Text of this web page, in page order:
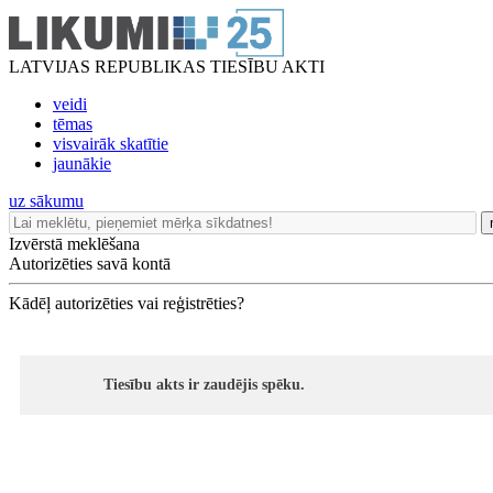
LATVIJAS REPUBLIKAS TIESĪBU AKTI
veidi
tēmas
visvairāk skatītie
jaunākie
uz sākumu
Izvērstā meklēšana
Autorizēties savā kontā
Kādēļ autorizēties vai reģistrēties?
Tiesību akts ir zaudējis spēku.